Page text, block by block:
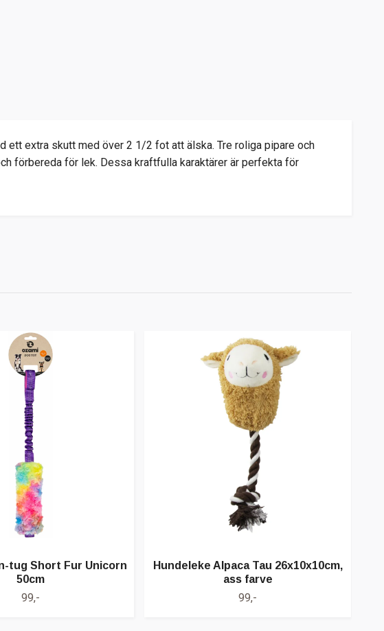
extra skutt med över 2 1/2 fot att älska. Tre roliga pipare och
förbereda för lek. Dessa kraftfulla karaktärer är perfekta för
tug Short Fur Unicorn
50cm
99,-
Hundeleke Alpaca Tau 26x10x10cm,
ass farve
99,-